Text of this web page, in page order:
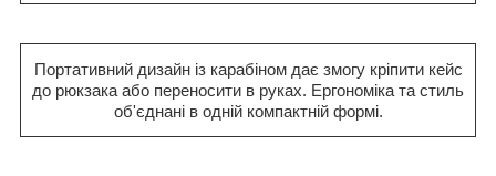
Портативний дизайн із карабіном дає змогу кріпити кейс
до рюкзака або переносити в руках. Ергономіка та стиль
об'єднані в одній компактній формі.